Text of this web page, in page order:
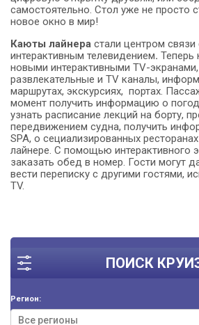
ПОИСК
Регион:
самостоятельно. Стол уже не просто
новое окно в мир!
Каюты лайнера стали центром
интерактивным телевидением.
новыми интерактивными TV-
развлекательные и TV каналы,
маршрутах, экскурсиях, портах.
момент получить информацию о
узнать расписание лекций на борту,
передвижением судна, получить
SPA, о сециализированных
лайнере. С помощью интерактивного
заказать обед в номер. Гости могут
вести переписку с другими гостями,
TV.